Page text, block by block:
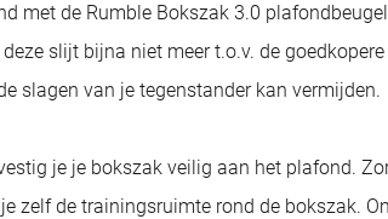
met de Rumble Bokszak 3.0
slijt bijna niet meer t.o.v. de
slagen van je tegenstander kan vermijden.
je je bokszak veilig aan het plafond.
zelf de trainingsruimte rond de bokszak.